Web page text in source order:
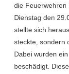
die Feuerwehren
Dienstag den
stellte sich
steckte, sondern
Dabei wurden
beschädigt.